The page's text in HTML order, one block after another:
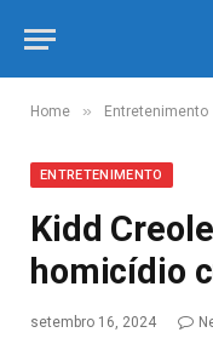
Home » Entretenimento
ENTRETENIMENTO
Kidd
homicídio
setembro 16, 2024